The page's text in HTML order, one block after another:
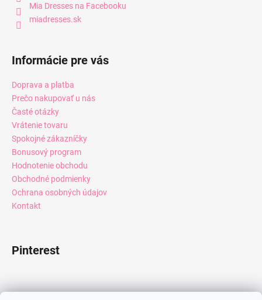
Mia Dresses na Facebooku
miadresses.sk
Informácie pre vás
Doprava a platba
Prečo nakupovať u nás
Časté otázky
Vrátenie tovaru
Spokojné zákazníčky
Bonusový program
Hodnotenie obchodu
Obchodné podmienky
Ochrana osobných údajov
Kontakt
Pinterest